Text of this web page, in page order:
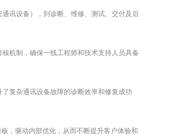
讯设备），到诊断、维修、测试、交付及后
机制，确保一线工程师和技术支持人员具备
复杂通讯设备故障的诊断效率和修复成功
，驱动内部优化，从而不断提升客户体验和